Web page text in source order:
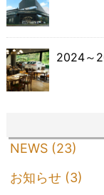
2024～
NEWS (23)
お知らせ (3)